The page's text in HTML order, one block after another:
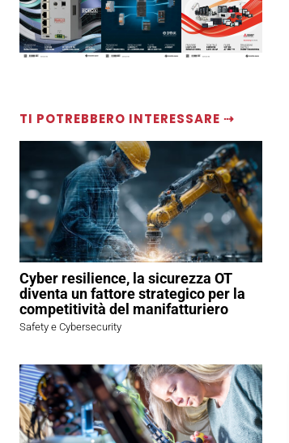
TI POTREBBERO INTERESSARE ⇢
Cyber resilience, la sicurezza OT
diventa un fattore strategico per la
competitività del manifatturiero
Safety e Cybersecurity